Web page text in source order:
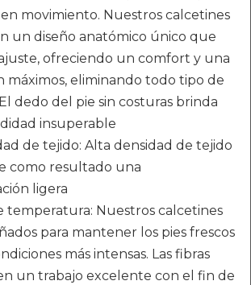
movimiento. Nuestros calcetines
un diseño anatómico único que
ofreciendo un comfort y una
máximos, eliminando todo tipo de
dedo del pie sin costuras brinda
insuperable
de tejido: Alta densidad de tejido
como resultado una
ligera
temperatura: Nuestros calcetines
para mantener los pies frescos
más intensas. Las fibras
un trabajo excelente con el fin de